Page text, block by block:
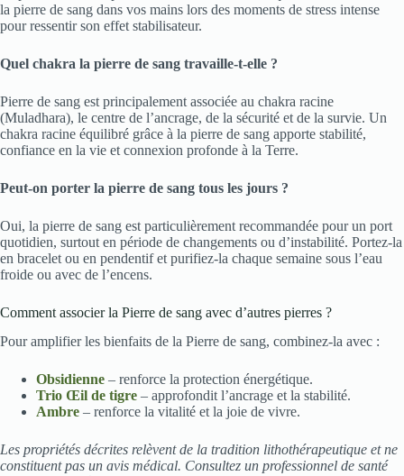
la pierre de sang dans vos mains lors des moments de stress intense
pour ressentir son effet stabilisateur.
Quel chakra la pierre de sang travaille-t-elle ?
Pierre de sang est principalement associée au chakra racine
(Muladhara), le centre de l’ancrage, de la sécurité et de la survie. Un
chakra racine équilibré grâce à la pierre de sang apporte stabilité,
confiance en la vie et connexion profonde à la Terre.
Peut-on porter la pierre de sang tous les jours ?
Oui, la pierre de sang est particulièrement recommandée pour un port
quotidien, surtout en période de changements ou d’instabilité. Portez-la
en bracelet ou en pendentif et purifiez-la chaque semaine sous l’eau
froide ou avec de l’encens.
Comment associer la Pierre de sang avec d’autres pierres ?
Pour amplifier les bienfaits de la Pierre de sang, combinez-la avec :
Obsidienne – renforce la protection énergétique.
Trio Œil de tigre – approfondit l’ancrage et la stabilité.
Ambre – renforce la vitalité et la joie de vivre.
Les propriétés décrites relèvent de la tradition lithothérapeutique et ne
constituent pas un avis médical. Consultez un professionnel de santé